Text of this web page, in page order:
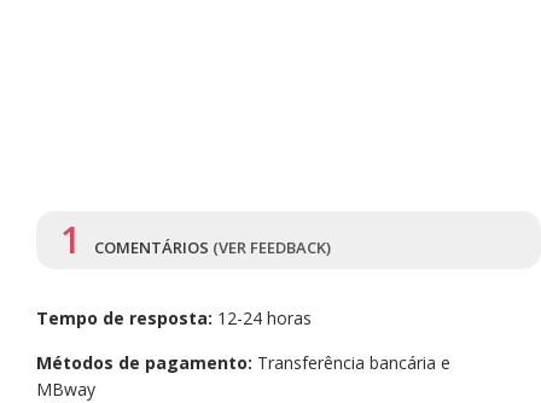
1 COMENTÁRIOS (VER FEEDBACK)
Tempo de resposta: 12-24 horas
Métodos de pagamento: Transferência bancária e
MBway